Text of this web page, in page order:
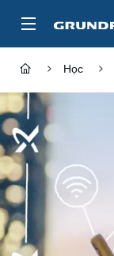
chính
Học